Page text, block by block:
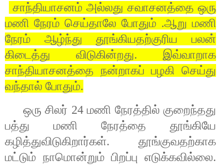
சாந்தியாசனம் அல்லது சவாசனத்தை ஒரு
மணி நேரம் செய்தாலே போதும் .ஆறு மணி
நேரம் ஆழ்ந்து தூங்கியதற்குரிய பலன்
கிடைத்து விடுகின்றது. இவ்வாறாக
சாந்தியாசனத்தை நன்றாகப் பழகி செய்து
வந்தால் போதும்.
ஒரு சிலர் 24 மணி நேரத்தில் குறைந்தது
பத்து மணி நேரத்தை தூங்கியே
கழித்துவிடுகிறார்கள். தூங்குவதற்காக
மட்டும் நாமொன்றும் பிறப்பு எடுக்கவில்லை.